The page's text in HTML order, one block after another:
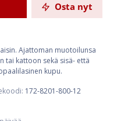
Osta nyt
Ajattoman muotoilunsa
tai kattoon sekä sisä- että
kupu.
172-8201-800-12